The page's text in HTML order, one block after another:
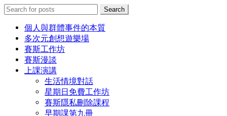
Search
for:
Search
個人與群體事件的本質
多次元創想遊樂場
賽斯工作坊
賽斯漫談
上課演講
生活情境對話
星期日免費工作坊
賽斯隱私刪除課程
早期課第九冊